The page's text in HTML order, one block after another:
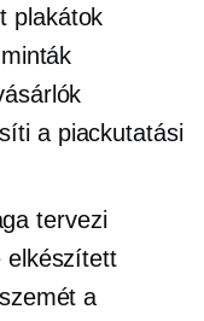
plakátok
a piackutatási
tervezi
elkészített
a